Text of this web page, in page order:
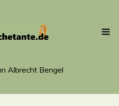
Albrecht Bengel